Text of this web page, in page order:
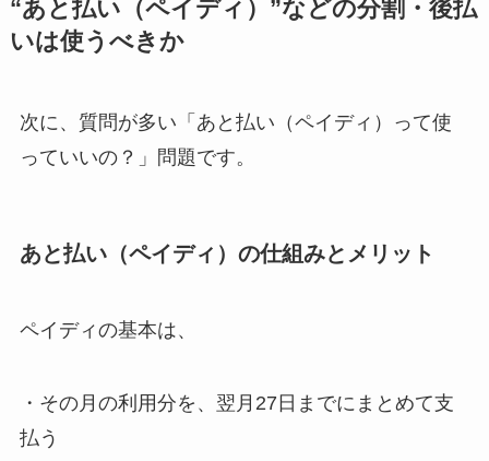
“あと払い（ペイディ）”などの分割・後払
いは使うべきか
次に、質問が多い「あと払い（ペイディ）って使
っていいの？」問題です。
あと払い（ペイディ）の仕組みとメリット
ペイディの基本は、
・その月の利用分を、翌月27日までにまとめて支
払う